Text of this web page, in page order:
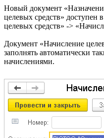
Новый документ
целевых средств» доступен
целевых средств» ->
Документ «Начисление
заполнять автоматически
начислениями.